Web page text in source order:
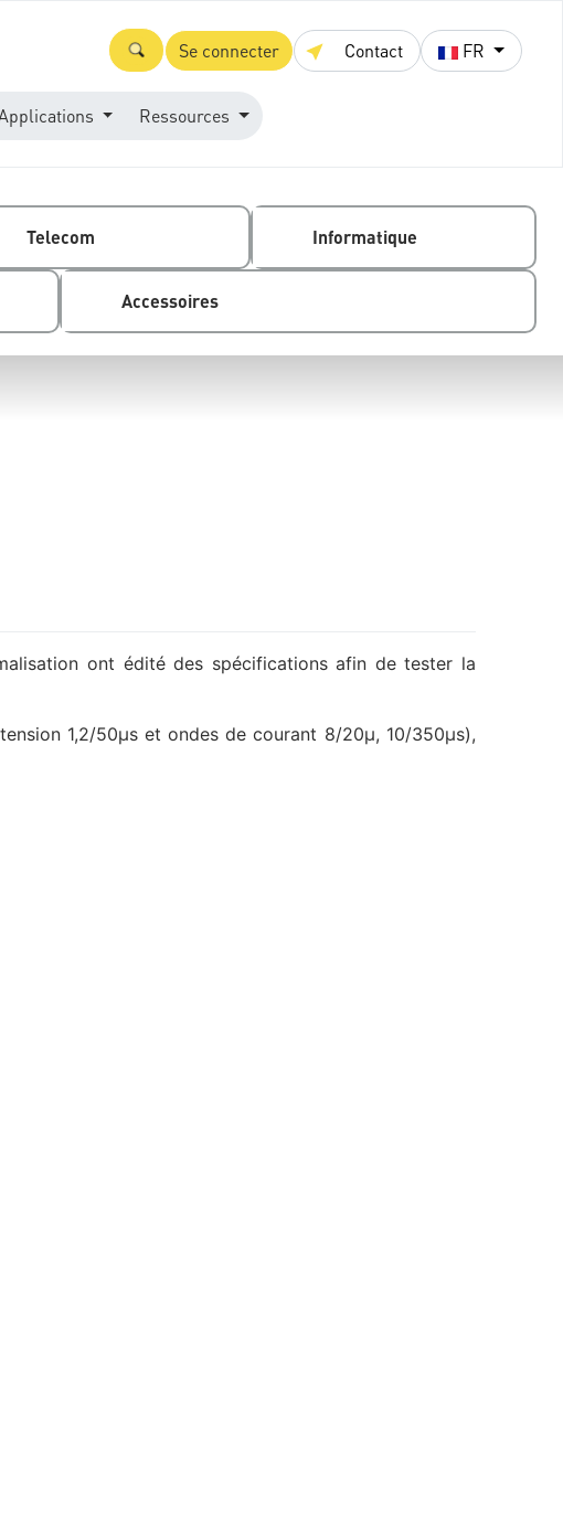
Se connecter Contact FR
Ressources
Telecom Informatique
Accessoires
ont édité des spécifications afin de tester la
1,2/50µs et ondes de courant 8/20µ, 10/350µs),